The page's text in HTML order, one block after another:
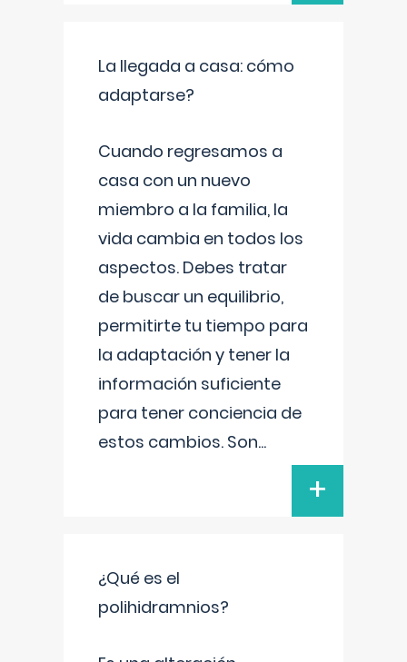
La llegada a casa: cómo
adaptarse?
Cuando regresamos a
casa con un nuevo
miembro a la familia, la
vida cambia en todos los
aspectos. Debes tratar
de buscar un equilibrio,
permitirte tu tiempo para
la adaptación y tener la
información suficiente
para tener conciencia de
estos cambios. Son...
+
¿Qué es el
polihidramnios?